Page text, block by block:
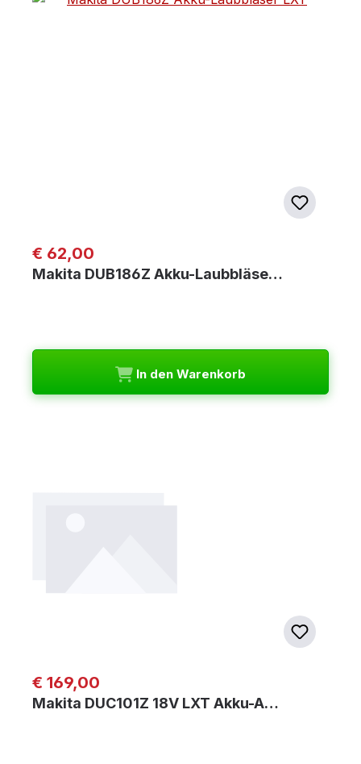
Regulärer Preis:
€ 62,00
Makita DUB186Z Akku-Laubbläse…
In den Warenkorb
Regulärer Preis:
€ 169,00
Makita DUC101Z 18V LXT Akku-A…